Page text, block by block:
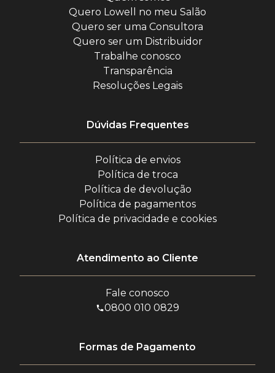
Quero Lowell no meu Salão
Quero ser uma Consultora
Quero ser um Distribuidor
Trabalhe conosco
Transparência
Resoluções Legais
Dúvidas Frequentes
Política de envios
Política de troca
Política de devolução
Política de pagamentos
Política de privacidade e cookies
Atendimento ao Cliente
Fale conosco
0800 010 0829
Formas de Pagamento